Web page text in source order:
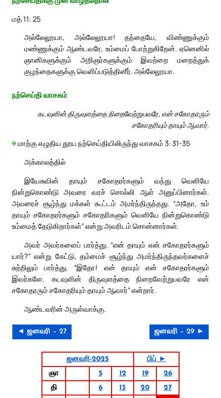
மத் 11: 25
அல்லேலூயா, அல்லேலூயா! தந்தையே, விண்ணுக்கும்
மண்ணுக்கும் ஆண்டவரே, உம்மைப் போற்றுகிறேன். ஏனெனில்
ஞானிகளுக்கும் அறிஞர்களுக்கும் இவற்றை மறைத்துக்
குழந்தைகளுக்கு வெளிப்படுத்தினீர். அல்லேலூயா.
நற்செய்தி வாசகம்
கடவுளின் திருவுளத்தை நிறைவேற்றுபவரே, என் சகோதரரும்
சகோதரியும் தாயும் ஆவார்.
✠மாற்கு எழுதிய தூய நற்செய்தியிலிருந்து வாசகம் 3: 31-35
அக்காலத்தில்
இயேசுவின் தாயும் சகோதரர்களும் வந்து வெளியே
நின்றுகொண்டு அவரை வரச் சொல்லி ஆள் அனுப்பினார்கள்.
அவரைச் சூழ்ந்து மக்கள் கூட்டம் அமர்ந்திருந்தது. “அதோ, உம்
தாயும் சகோதரர்களும் சகோதரிகளும் வெளியே நின்றுகொண்டு
உம்மைத் தேடுகிறார்கள்” என்று அவரிடம் சொன்னார்கள்.
அவர் அவர்களைப் பார்த்து, “என் தாயும் என் சகோதரர்களும்
யார்?” என்று கேட்டு, தம்மைச் சூழ்ந்து அமர்ந்திருந்தவர்களைச்
சுற்றிலும் பார்த்து, “இதோ! என் தாயும் என் சகோதரர்களும்
இவர்களே. கடவுளின் திருவுளத்தை நிறைவேற்றுபவரே என்
சகோதரரும் சகோதரியும் தாயும் ஆவார்” என்றார்.
ஆண்டவரின் அருள்வாக்கு.
◄ ஜனவரி – 27 ஜனவரி – 29 ►
ஜனவரி-2025
பிப் ►
ஞா
5 12 19
26
தி
6 13 20
27